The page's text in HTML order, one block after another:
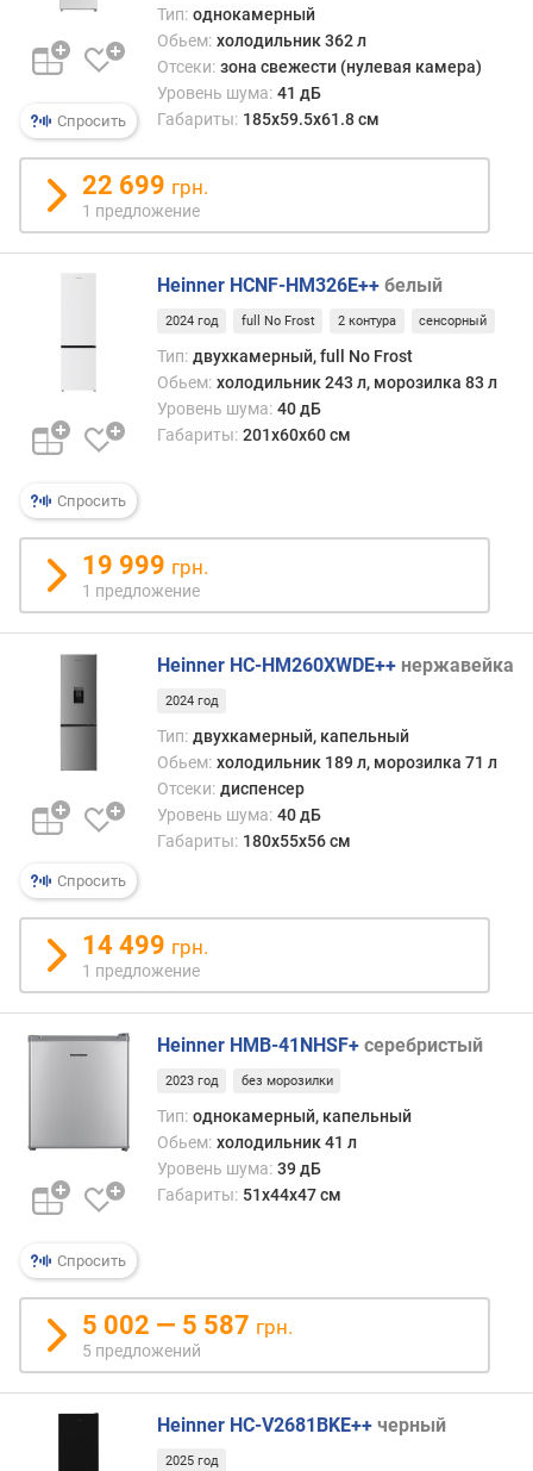
о
д
ы
з
о
н
а
с
в
е
и
н
у
е
в
а
я
к
а
м
л
)
м
о
и
л
а
м
р
а
о
е
Спросить
Тип: однокамерный
Обьем: холодильник 362 л
Отсеки: зона свежести (нулевая камера)
Уровень шума: 41 дБ
Габариты: 185х59.5х61.8 см
22 699 грн.
1 предложение
Спросить
Heinner HCNF-HM326E++ белый
2024 год full No Frost 2 контура сенсорный
Тип: двухкамерный, full No Frost
Обьем: холодильник 243 л, морозилка 83 л
Уровень шума: 40 дБ
Габариты: 201х60х60 см
19 999 грн.
1 предложение
Спросить
Heinner HC-HM260XWDE++ нержавейка
2024 год
Тип: двухкамерный, капельный
Обьем: холодильник 189 л, морозилка 71 л
Отсеки: диспенсер
Уровень шума: 40 дБ
Габариты: 180х55х56 см
14 499 грн.
1 предложение
Спросить
Heinner HMB-41NHSF+ серебристый
2023 год без морозилки
Тип: однокамерный, капельный
Обьем: холодильник 41 л
Уровень шума: 39 дБ
Габариты: 51x44x47 см
5 002 — 5 587 грн.
5 предложений
Heinner HC-V2681BKE++ черный
2025 год